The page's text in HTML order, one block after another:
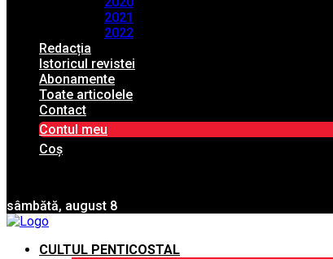
2021
2022
Redacția
Istoricul revistei
Abonamente
Toate articolele
Contact
Contul meu
Coș
sâmbătă, august 8
CULTUL PENTICOSTAL